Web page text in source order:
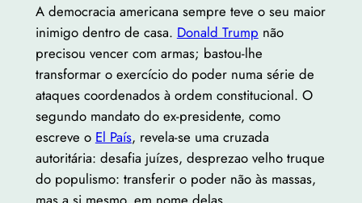
A democracia americana sempre teve o seu maior
inimigo dentro de casa. Donald Trump não
precisou vencer com armas; bastou-lhe
transformar o exercício do poder numa série de
ataques coordenados à ordem constitucional. O
segundo mandato do ex-presidente, como
escreve o El País, revela-se uma cruzada
autoritária: desafia juízes, desprezao velho truque
do populismo: transferir o poder não às massas,